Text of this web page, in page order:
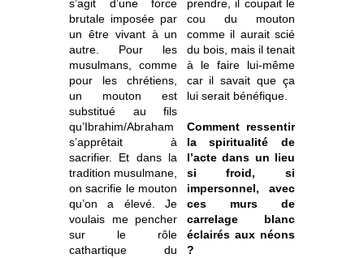
s’agit d’une force
brutale imposée par
un être vivant à un
autre. Pour les
musulmans, comme
pour les chrétiens,
un mouton est
substitué au fils
qu’Ibrahim/Abraham
s’apprêtait à
sacrifier. Et dans la
tradition musulmane,
on sacrifie le mouton
qu’on a élevé. Je
voulais me pencher
sur le rôle
cathartique du
prendre, il coupait le
cou du mouton
comme il aurait scié
du bois, mais il tenait
à le faire lui-même
car il savait que ça
lui serait bénéfique.
Comment ressentir
la spiritualité de
l’acte dans un lieu
si froid, si
impersonnel, avec
ces murs de
carrelage blanc
éclairés aux néons
?